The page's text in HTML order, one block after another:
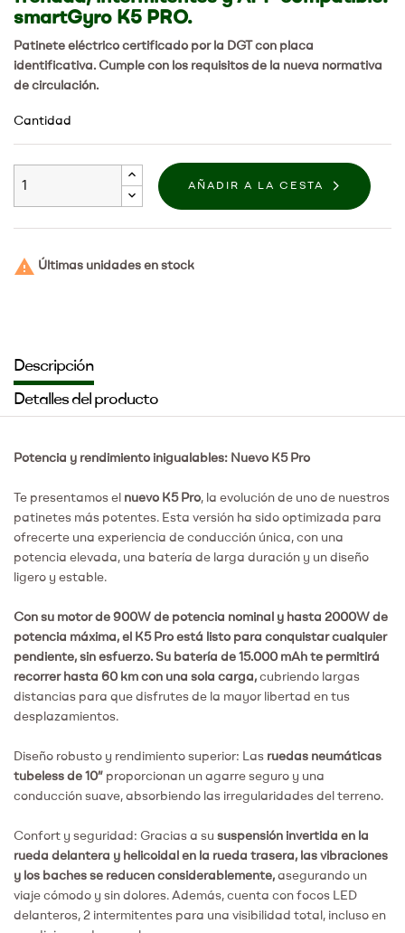
smartGyro K5 PRO.
Patinete eléctrico certificado por la DGT con placa
identificativa. Cumple con los requisitos de la nueva normativa
de circulación.
Cantidad
AÑADIR A LA CESTA
 Últimas unidades en stock
Descripción
Detalles del producto
Potencia y rendimiento inigualables: Nuevo K5 Pro
Te presentamos el nuevo K5 Pro, la evolución de uno de nuestros
patinetes más potentes. Esta versión ha sido optimizada para
ofrecerte una experiencia de conducción única, con una
potencia elevada, una batería de larga duración y un diseño
ligero y estable.
Con su motor de 900W de potencia nominal y hasta 2000W de
potencia máxima, el K5 Pro está listo para conquistar cualquier
pendiente, sin esfuerzo. Su batería de 15.000 mAh te permitirá
recorrer hasta 60 km con una sola carga, cubriendo largas
distancias para que disfrutes de la mayor libertad en tus
desplazamientos.
Diseño robusto y rendimiento superior: Las ruedas neumáticas
tubeless de 10” proporcionan un agarre seguro y una
conducción suave, absorbiendo las irregularidades del terreno.
Confort y seguridad: Gracias a su suspensión invertida en la
rueda delantera y helicoidal en la rueda trasera, las vibraciones
y los baches se reducen considerablemente, asegurando un
viaje cómodo y sin dolores. Además, cuenta con focos LED
delanteros, 2 intermitentes para una visibilidad total, incluso en